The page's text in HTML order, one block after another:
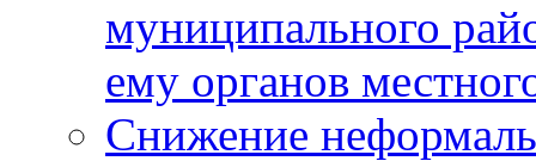
муниципального
ему органов
Снижение